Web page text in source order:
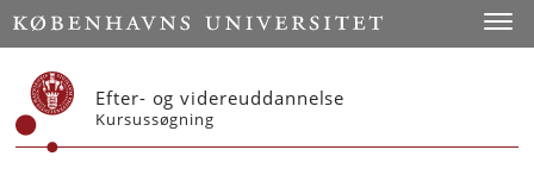
Start
Efter- og videreuddannelse
Kursussøgning